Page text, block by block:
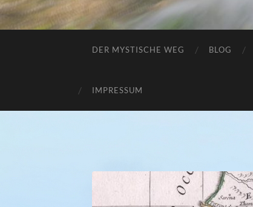
DER MYSTISCHE WEG BLOG
IMPRESSUM